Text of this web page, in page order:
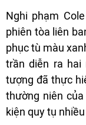
Nghi phạm
phiên tòa liên
phục tù màu
trần diễn ra hai
tượng đã thực
thường niên
kiện quy tụ